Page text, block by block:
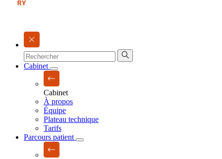
Cabinet
Cabinet
À propos
Équipe
Plateau technique
Tarifs
Parcours patient